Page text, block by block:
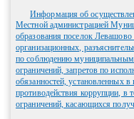
Информация об
Местной администрацией
образования поселок Левашово
организационных,
по соблюдению
ограничений, запретов по
обязанностей, установленных в
противодействия коррупции, в
ограничений, касающихся